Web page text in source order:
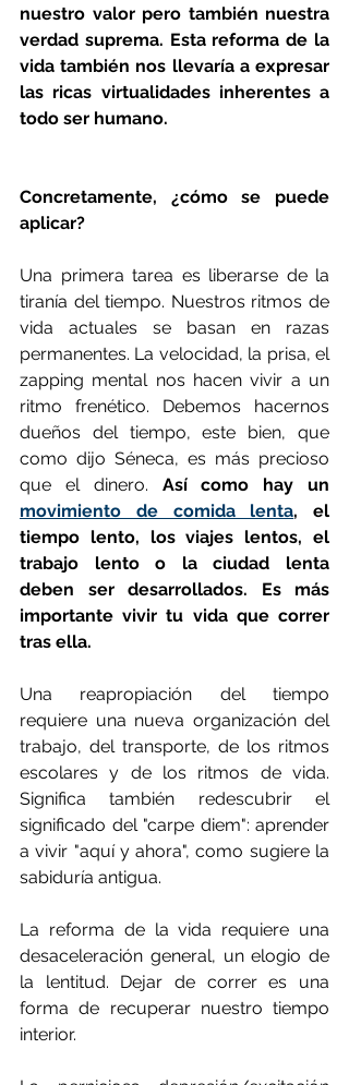
nuestro valor pero también nuestra
verdad suprema. Esta reforma de la
vida también nos llevaría a expresar
las ricas virtualidades inherentes a
todo ser humano.
Concretamente, ¿cómo se puede
aplicar?
Una primera tarea es liberarse de la
tiranía del tiempo. Nuestros ritmos de
vida actuales se basan en razas
permanentes. La velocidad, la prisa, el
zapping mental nos hacen vivir a un
ritmo frenético. Debemos hacernos
dueños del tiempo, este bien, que
como dijo Séneca, es más precioso
que el dinero.
movimiento de comida lenta, el
tiempo lento, los viajes lentos, el
trabajo lento o la ciudad lenta
deben ser desarrollados. Es más
importante vivir tu vida que correr
tras ella.
Una reapropiación del tiempo
requiere una nueva organización del
trabajo, del transporte, de los ritmos
escolares y de los ritmos de vida.
Significa también redescubrir el
significado del "carpe diem": aprender
a vivir "aquí y ahora", como sugiere la
sabiduría antigua.
La reforma de la vida requiere una
desaceleración general, un elogio de
la lentitud. Dejar de correr es una
forma de recuperar nuestro tiempo
interior.